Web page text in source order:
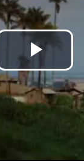
Lire
la
vidéo